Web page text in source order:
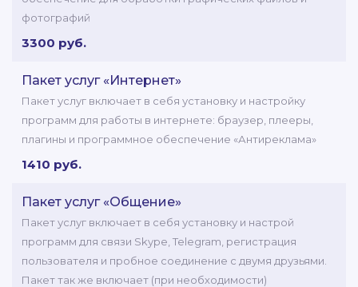
фотографий
3300 руб.
Пакет услуг «Интернет»
Пакет услуг включает в себя установку и настройку
программ для работы в интернете: браузер, плееры,
плагины и программное обеспечение «Антиреклама»
1410 руб.
Пакет услуг «Общение»
Пакет услуг включает в себя установку и настрой
программ для связи Skype, Telegram, регистрация
пользователя и пробное соединение с двумя друзьями.
Пакет так же включает (при необходимости)